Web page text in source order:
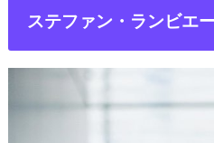
ステファン・ランビエ